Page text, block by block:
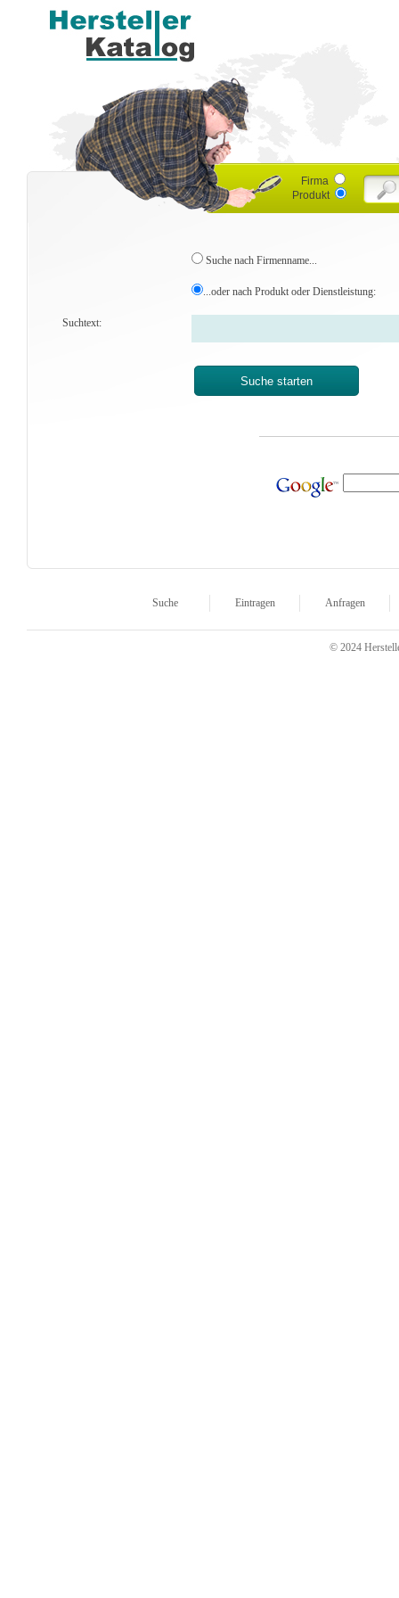
Firma
Produkt
Suche nach Firmenname...
...oder nach Produkt oder Dienstleistung:
Suchtext:
Suche Eintragen Anfragen
© 2024